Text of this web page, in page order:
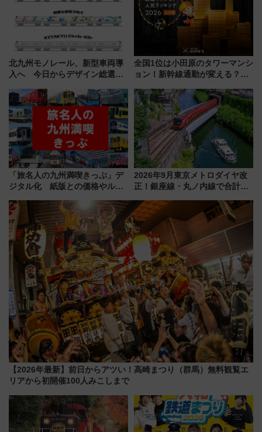
北九州モノレール、新型車両導
入へ 今日からデザイン総選挙
全国1位は小田原のタワーマンシ
ョン！新幹線通勤が変える？
【新築マンション人気ランキン
グ】
「旅名人の九州満喫きっぷ」デ
ジタル化 紙版との価格やルー
2026年9月東京メトロダイヤ改
正！銀座線・丸ノ内線で合計
待
【2026年最新】前日からアツい！高崎まつり（群馬）無料観覧エ
リアから初開催100人みこしまで